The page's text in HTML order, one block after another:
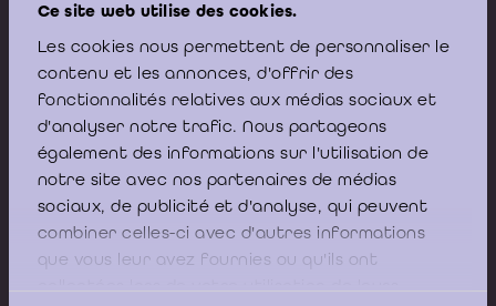
Ce site web utilise des cookies.
Les cookies nous permettent de personnaliser le
contenu et les annonces, d'offrir des
fonctionnalités relatives aux médias sociaux et
d'analyser notre trafic. Nous partageons
également des informations sur l'utilisation de
notre site avec nos partenaires de médias
sociaux, de publicité et d'analyse, qui peuvent
combiner celles-ci avec d'autres informations
que vous leur avez fournies ou qu'ils ont
Livres
Posez votre question au
HelpDesk de l'ICCI
Je pose ma question